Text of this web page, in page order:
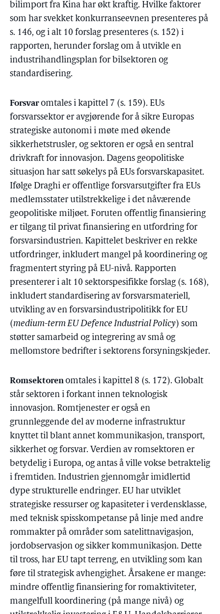
bilimport fra Kina har økt kraftig. Hvilke faktorer
som har svekket konkurranseevnen presenteres på
s. 146, og i alt 10 forslag presenteres (s. 152) i
rapporten, herunder forslag om å utvikle en
industrihandlingsplan for bilsektoren og
standardisering.
Forsvaromtales i kapittel 7 (s. 159). EUs
forsvarssektor er avgjørende for å sikre Europas
strategiske autonomi i møte med økende
sikkerhetstrusler, og sektoren er også en sentral
drivkraft for innovasjon. Dagens geopolitiske
situasjon har satt søkelys på EUs forsvarskapasitet.
Ifølge Draghi er offentlige forsvarsutgifter fra EUs
medlemsstater utilstrekkelige i det nåværende
geopolitiske miljøet. Foruten offentlig finansiering
er tilgang til privat finansiering en utfordring for
forsvarsindustrien. Kapittelet beskriver en rekke
utfordringer, inkludert mangel på koordinering og
fragmentert styring på EU-nivå. Rapporten
presenterer i alt 10 sektorspesifikke forslag (s. 168),
inkludert standardisering av forsvarsmateriell,
utvikling av en forsvarsindustripolitikk for EU
(medium-term EU Defence Industrial Policy) som
støtter samarbeid og integrering av små og
mellomstore bedrifter i sektorens forsyningskjeder.
Romsektorenomtales i kapittel 8 (s. 172). Globalt
står sektoren i forkant innen teknologisk
innovasjon. Romtjenester er også en
grunnleggende del av moderne infrastruktur
knyttet til blant annet kommunikasjon, transport,
sikkerhet og forsvar. Verdien av romsektoren er
betydelig i Europa, og antas å ville vokse betraktelig
i fremtiden. Industrien gjennomgår imidlertid
dype strukturelle endringer. EU har utviklet
strategiske ressurser og kapasiteter i verdensklasse,
med teknisk spisskompetanse på linje med andre
rommakter på områder som satelittnavigasjon,
jordobservasjon og sikker kommunikasjon. Dette
til tross, har EU tapt terreng, en utvikling som kan
føre til strategisk avhengighet. Årsakene er mange:
mindre offentlig finansiering for romaktiviteter,
mangelfull koordinering (på mange nivå) og